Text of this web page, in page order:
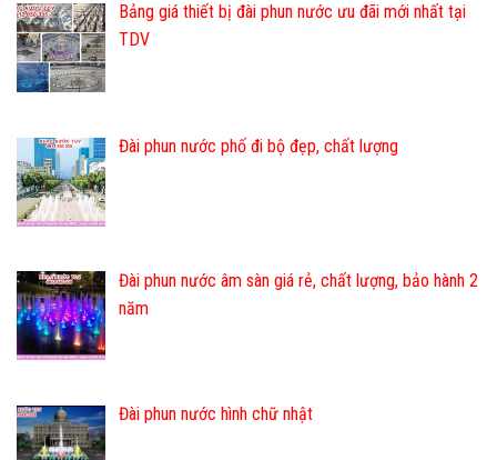
Bảng giá thiết bị đài phun nước ưu đãi mới nhất tại
TDV
Đài phun nước phố đi bộ đẹp, chất lượng
Đài phun nước âm sàn giá rẻ, chất lượng, bảo hành 2
năm
Đài phun nước hình chữ nhật